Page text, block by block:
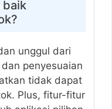
baik
unggul dari
penyesuaian
tidak dapat
Plus, fitur-fitur